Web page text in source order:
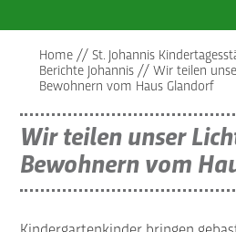
Home// St. Johannis
Berichte Johannis// Wir teilen
Bewohnern vom Haus Glandorf
Wir teilen unser
Bewohnern vom